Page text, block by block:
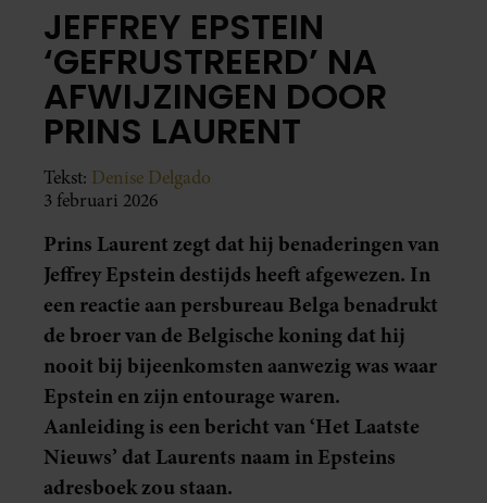
JEFFREY EPSTEIN
‘GEFRUSTREERD’ NA
AFWIJZINGEN DOOR
PRINS LAURENT
Tekst: Denise Delgado
3 februari 2026
Prins Laurent zegt dat hij benaderingen van
Jeffrey Epstein destijds heeft afgewezen. In
een reactie aan persbureau Belga benadrukt
de broer van de Belgische koning dat hij
nooit bij bijeenkomsten aanwezig was waar
Epstein en zijn entourage waren.
Aanleiding is een bericht van ‘Het Laatste
Nieuws’ dat Laurents naam in Epsteins
adresboek zou staan.